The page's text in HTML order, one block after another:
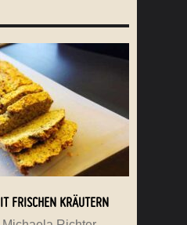
FRISCHEN KRÄUTERN